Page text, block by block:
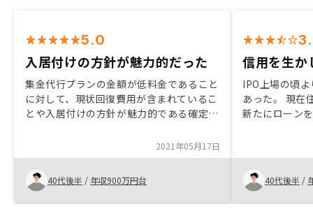
5.0
入居付けの方針が魅力的だった
集金代行プランの金額が低料金であること
に対して、現状回復費用が含まれているこ
とや入居付けの方針が魅力的である確定申
購入した際の手厚いキャンペーンの充実
2021年05月17日
40代後半 / 年収900万円台
信用を生か
IPO上場の頃
あった。 現在
新たにローン
年収が増えな
税に興味あっ
じた。 物件にこだわりがあるというこ
と、AIの活用
40代後半 /